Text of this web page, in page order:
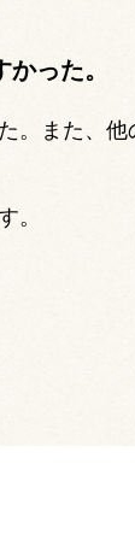
った。
。また、他
。